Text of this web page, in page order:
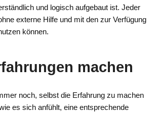
und logisch aufgebaut ist. Jeder
externe Hilfe und mit den zur Verfügung
können.
machen
noch, selbst die Erfahrung zu machen
es sich anfühlt, eine entsprechende